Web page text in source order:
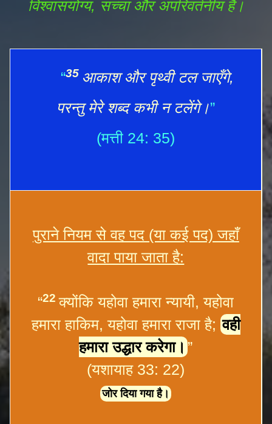
विश्वासयोग्य, सच्चा और अपरिवर्तनीय है।
“35 आकाश और पृथ्वी टल जाएँगे,
परन्तु मेरे शब्द कभी न टलेंगे।”
(मत्ती 24: 35)
पुराने नियम से वह पद (या कई पद) जहाँ
वादा पाया जाता है:
“22क्योंकि यहोवा हमारा न्यायी, यहोवा
हमारा हाकिम, यहोवा हमारा राजा है; वही
हमारा उद्धार करेगा। ”
(यशायाह 33: 22)
जोर दिया गया है।